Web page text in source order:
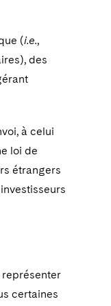
(i.e.,
des
à celui
loi de
étrangers
représenter
certaines